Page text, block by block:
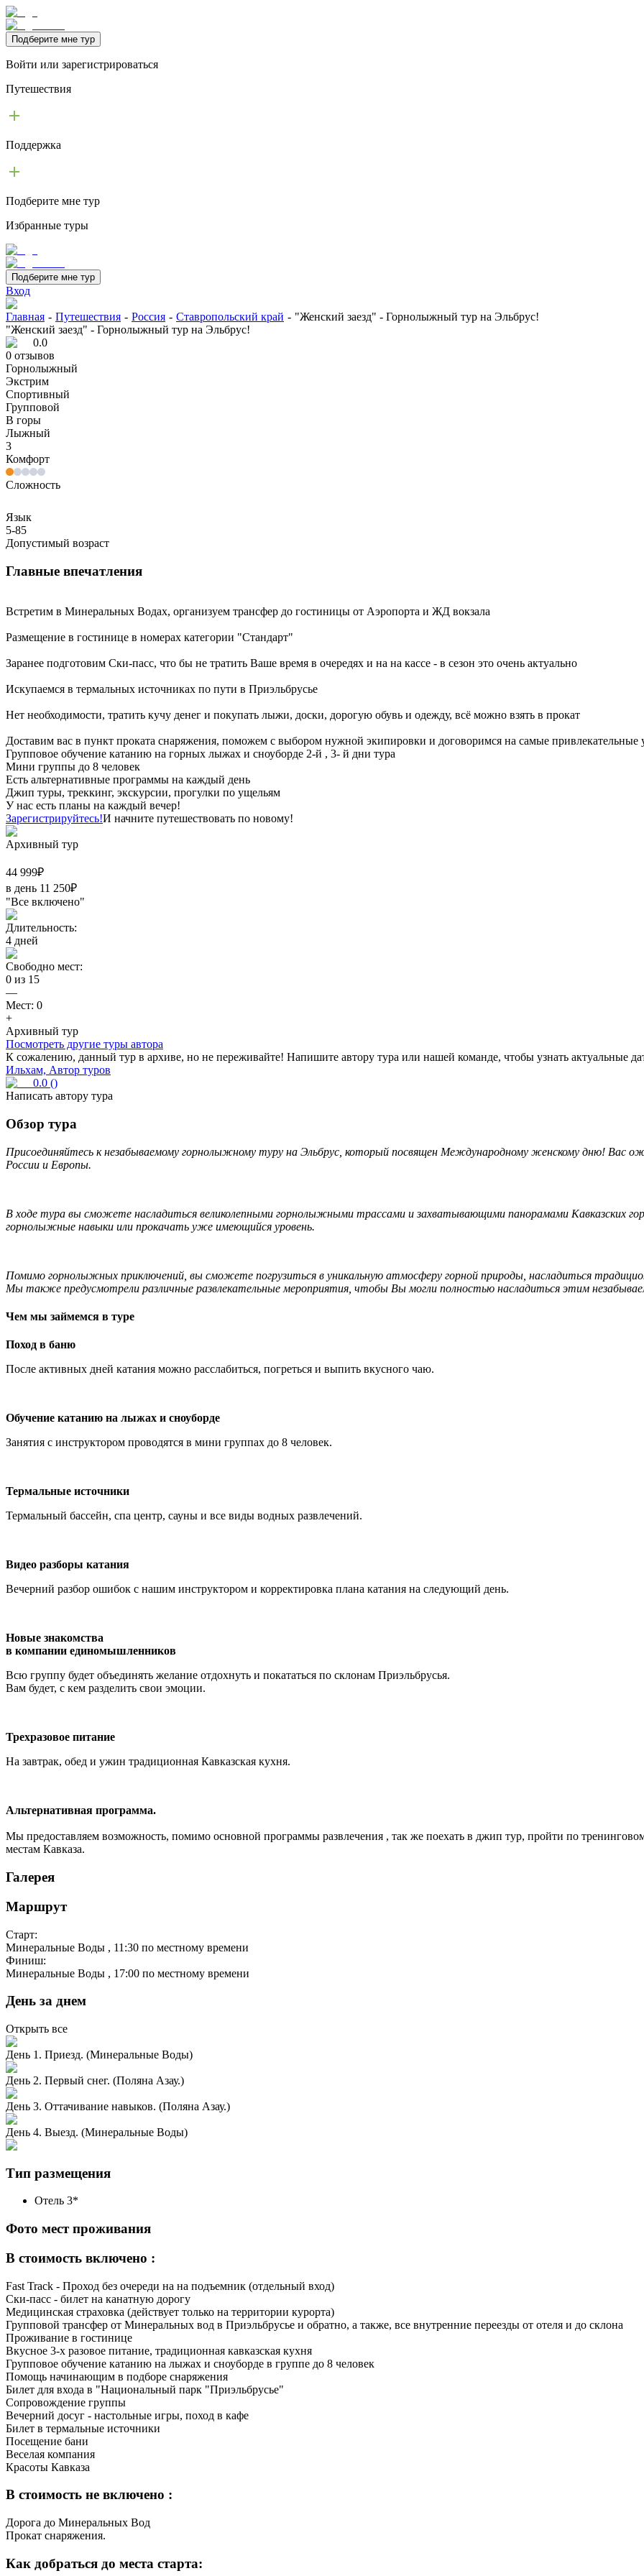
Подберите мне тур
Войти или зарегистрироваться
Путешествия
Поддержка
Подберите мне тур
Избранные туры
Подберите мне тур
Вход
Главная - Путешествия - Россия - Ставропольский край - "Женский заезд" - Горнолыжный тур на Эльбрус!
"Женский заезд" - Горнолыжный тур на Эльбрус!
0.0
0 отзывов
Горнолыжный
Экстрим
Спортивный
Групповой
В горы
Лыжный
3
Комфорт
Сложность
Язык
5-85
Допустимый возраст
Главные впечатления
Встретим в Минеральных Водах, организуем трансфер до гостиницы от Аэропорта и ЖД вокзала
Размещение в гостинице в номерах категории "Стандарт"
Заранее подготовим Ски-пасс, что бы не тратить Ваше время в очередях и на на кассе - в сезон это очень актуально
Искупаемся в термальных источниках по пути в Приэльбрусье
Нет необходимости, тратить кучу денег и покупать лыжи, доски, дорогую обувь и одежду, всё можно взять в прокат
Доставим вас в пункт проката снаряжения, поможем с выбором нужной экипировки и договоримся на самые привлекательные
Групповое обучение катанию на горных лыжах и сноуборде 2-й , 3- й дни тура
Мини группы до 8 человек
Есть альтернативные программы на каждый день
Джип туры, треккинг, экскурсии, прогулки по ущельям
У нас есть планы на каждый вечер!
Зарегистрируйтесь!И начните путешествовать по новому!
Архивный тур
44 999₽
в день 11 250₽
"Все включено"
Длительность:
4 дней
Свободно мест:
0 из 15
—
Мест: 0
+
Архивный тур
Посмотреть другие туры автора
К сожалению, данный тур в архиве, но не переживайте! Напишите автору тура или нашей команде, чтобы узнать актуальные
Ильхам, Автор туров
0.0 ()
Написать автору тура
Обзор тура
Присоединяйтесь к незабываемому горнолыжному туру на Эльбрус, который посвящен Международному женскому дню! Вас
России и Европы.
В ходе тура вы сможете насладиться великолепными горнолыжными трассами и захватывающими панорамами Кавказских
горнолыжные навыки или прокачать уже имеющийся уровень.
Помимо горнолыжных приключений, вы сможете погрузиться в уникальную атмосферу горной природы, насладиться
Мы также предусмотрели различные развлекательные мероприятия, чтобы Вы могли полностью насладиться этим
Чем мы займемся в туре
Поход в баню
После активных дней катания можно расслабиться, погреться и выпить вкусного чаю.
Обучение катанию на лыжах и сноуборде
Занятия с инструктором проводятся в мини группах до 8 человек.
Термальные источники
Термальный бассейн, спа центр, сауны и все виды водных развлечений.
Видео разборы катания
Вечерний разбор ошибок с нашим инструктором и корректировка плана катания на следующий день.
Новые знакомства
в компании единомышленников
Всю группу будет объединять желание отдохнуть и покататься по склонам Приэльбрусья.
Вам будет, с кем разделить свои эмоции.
Трехразовое питание
На завтрак, обед и ужин традиционная Кавказская кухня.
Альтернативная программа.
Мы предоставляем возможность, помимо основной программы развлечения , так же поехать в джип тур, пройти по
местам Кавказа.
Галерея
Маршрут
Старт:
Минеральные Воды , 11:30 по местному времени
Финиш:
Минеральные Воды , 17:00 по местному времени
День за днем
Открыть все
День 1. Приезд. (Минеральные Воды)
День 2. Первый снег. (Поляна Азау.)
День 3. Оттачивание навыков. (Поляна Азау.)
День 4. Выезд. (Минеральные Воды)
Тип размещения
Отель 3*
Фото мест проживания
В стоимость включено :
Fast Track - Проход без очереди на на подъемник (отдельный вход)
Ски-пасс - билет на канатную дорогу
Медицинская страховка (действует только на территории курорта)
Групповой трансфер от Минеральных вод в Приэльбрусье и обратно, а также, все внутренние переезды от отеля и до склона
Проживание в гостинице
Вкусное 3-х разовое питание, традиционная кавказская кухня
Групповое обучение катанию на лыжах и сноуборде в группе до 8 человек
Помощь начинающим в подборе снаряжения
Билет для входа в "Национальный парк "Приэльбрусье"
Сопровождение группы
Вечерний досуг - настольные игры, поход в кафе
Билет в термальные источники
Посещение бани
Веселая компания
Красоты Кавказа
В стоимость не включено :
Дорога до Минеральных Вод
Прокат снаряжения.
Как добраться до места старта: